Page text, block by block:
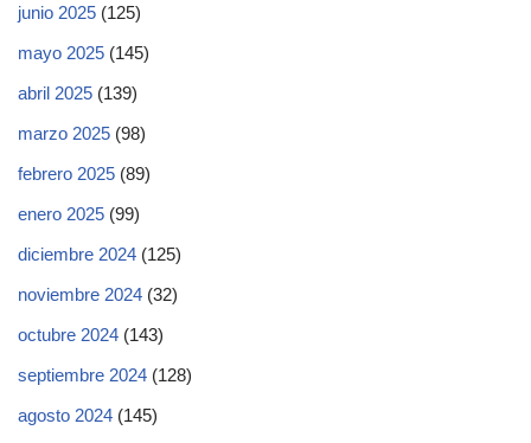
junio 2025 (125)
mayo 2025 (145)
abril 2025 (139)
marzo 2025 (98)
febrero 2025 (89)
enero 2025 (99)
diciembre 2024 (125)
noviembre 2024 (32)
octubre 2024 (143)
septiembre 2024 (128)
agosto 2024 (145)